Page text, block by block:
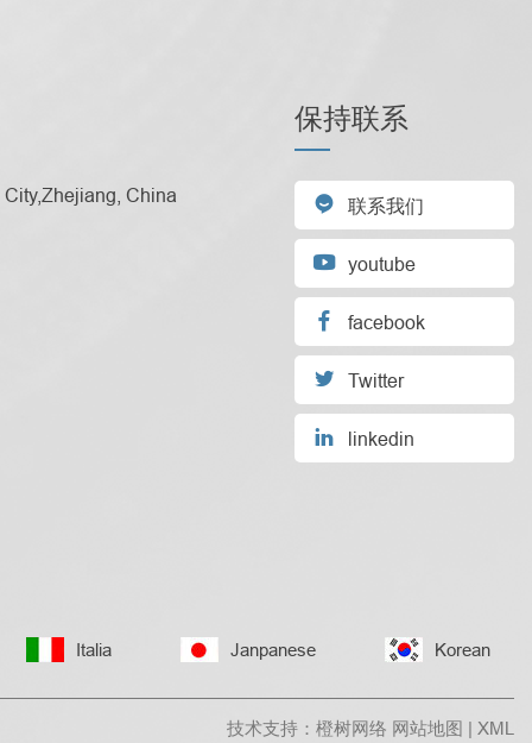
China
保持联系
 联系我们
 youtube
 facebook
 Twitter
 linkedin
Italia Janpanese Korean
技术支持：橙树网络 网站地图 | XML